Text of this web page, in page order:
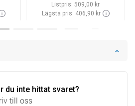
du inte hittat svaret?
till oss
Listpris: 509,00 kr
Lägsta pris: 406,90 kr